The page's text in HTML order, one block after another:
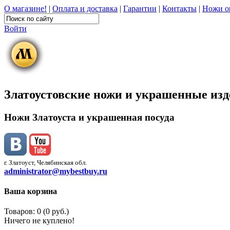
О магазине! | Оплата и доставка | Гарантии | Контакты | Ножи
Войти
Златоустовские ножи и украшенные
Ножи Златоуста и украшенная посуда
г. Златоуст, Челябинская обл.
administrator@mybestbuy.ru
Ваша корзина
Товаров: 0 (0 руб.)
Ничего не куплено!